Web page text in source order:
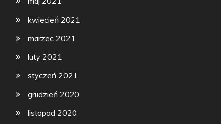
kwiecień 2021
marzec 2021
luty 2021
styczeń 2021
grudzień 2020
listopad 2020